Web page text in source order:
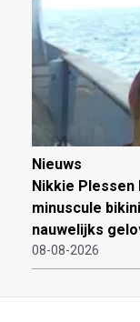
Nieuws
Nikkie
minuscule
nauwelijks
08-08-2026